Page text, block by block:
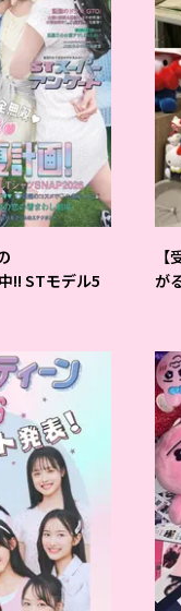
!! STモデル5
が